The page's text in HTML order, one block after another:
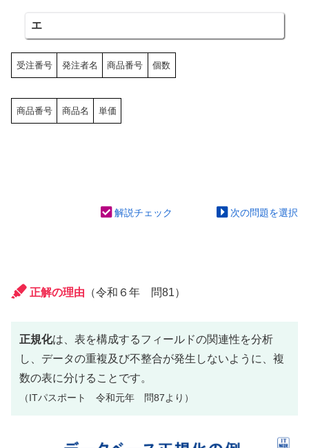
エ
受注番号 発注者名 商品番号 個数
商品番号 商品名 単価
解説チェック 次の問題を選択
正解の理由 （令和６年 問81）
正規化は、表を構成するフィールドの関連性を分析
し、データの重複及び不整合が発生しないように、複
数の表に分けることです。
（ITパスポート 令和元年 問87より）